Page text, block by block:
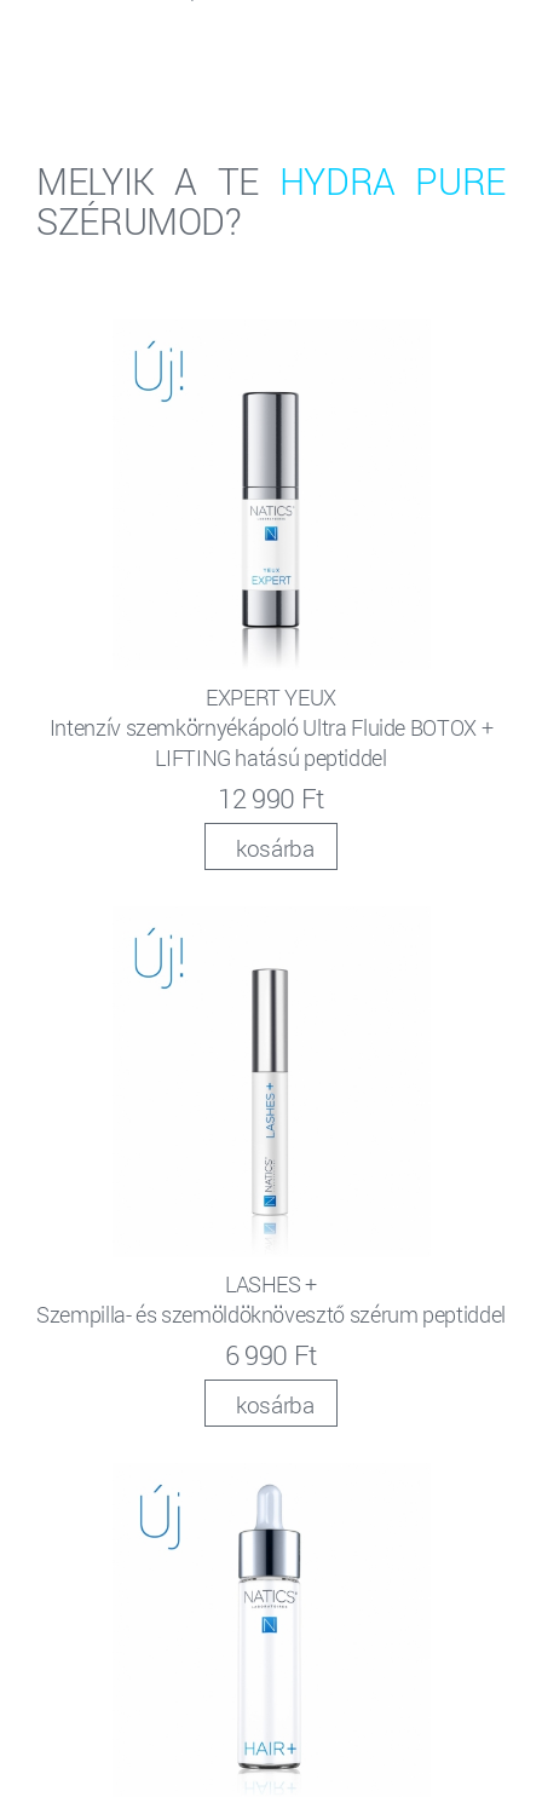
MELYIK A TE HYDRA PURE
SZÉRUMOD?
EXPERT YEUX
Intenzív szemkörnyékápoló Ultra Fluide BOTOX +
LIFTING hatású peptiddel
12 990 Ft
kosárba
LASHES +
Szempilla- és szemöldöknövesztő szérum peptiddel
6 990 Ft
kosárba